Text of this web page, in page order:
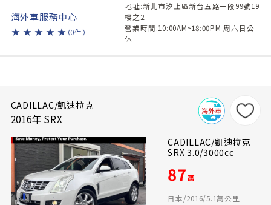
海外車服務中心
★ ★ ★ ★ ★ （0件）
地址:新北市汐止區新台五路一段99號19
樓之2
營業時間:10:00AM~18:00PM 周六日公
休
CADILLAC/凱迪拉克
2016年 SRX
CADILLAC/凱迪拉克
SRX 3.0/3000cc
87萬
日本/2016/5.1萬公里